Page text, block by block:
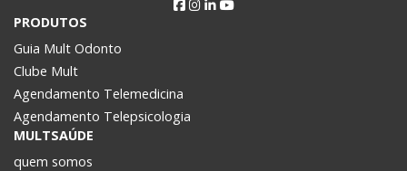
PRODUTOS
Guia Mult Odonto
Clube Mult
Agendamento Telemedicina
Agendamento Telepsicologia
MULTSAÚDE
quem somos